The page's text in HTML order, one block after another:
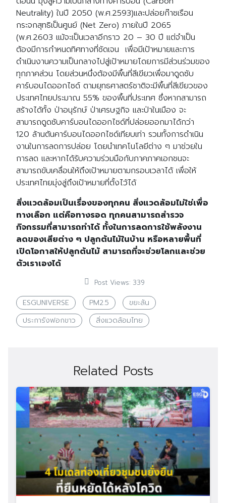
Neutrality) ในปี 2050 (พ.ศ.2593)และปล่อยก๊าซเรือน
กระจกสุทธิเป็นศูนย์ (Net Zero) ภายในปี 2065
(พ.ศ.2603 แม้จะเป็นเวลาอีกราว 20 – 30 ปี แต่จำเป็น
ต้องมีการกำหนดทิศทางที่ชัดเจน เพื่อมีเป้าหมายและการ
ดำเนินงานความเป็นกลางไปสู่เป้าหมายโดยการมีส่วนร่วมของ
ทุกภาคส่วน โดยส่วนหนึ่งต้องมีพื้นที่สีเขียวเพื่อมาดูดซับ
คาร์บอนไดออกไซด์ ตามยุทธศาสตร์ชาติจะมีพื้นที่สีเขียวของ
ประเทศไทยประมาณ 55% ของพื้นที่ประเทศ ซึ่งหากสามารถ
สร้างได้ทั้ง ป่าอนุรักษ์ ป่าเศรษฐกิจ และป่าในเมือง จะ
สามารถดูดซับคาร์บอนไดออกไซด์ที่ปล่อยออกมาได้กว่า
120 ล้านตันคาร์บอนไดออกไซด์เทียบเท่า รวมทั้งการดำเนิน
งานในการลดการปล่อย โดยนำเทคโนโลยีต่าง ๆ มาช่วยใน
การลด และหากได้รับความร่วมมือกับภาคภาคเอกชนจะ
สามารถขับเคลื่อนให้ถึงเป้าหมายตามกรอบเวลาได้ เพื่อให้
ประเทศไทยมุ่งสู่ถึงเป้าหมายที่ตั้งไว้ได้
สิ่งแวดล้อมเป็นเรื่องของทุกคน สิ่งแวดล้อมไม่ใช่เพื่อ
ทางเลือก แต่คือทางรอด ทุกคนสามารถสำรวจ
กิจกรรมที่สามารถทำได้ ทั้งในการลดการใช้พลังงาน
ลดของเสียต่าง ๆ ปลูกต้นไม้ในบ้าน หรือหลายพื้นที่
เปิดโอกาสให้ปลูกต้นไม้ สามารถที่จะช่วยโลกและช่วย
ตัวเราเองได้
Post Views: 339
ESGUNIVERSE PM2.5
ขยะล้น
ประการังฟอกขาว
สิ่งแวดล้อมไทย
Related Posts